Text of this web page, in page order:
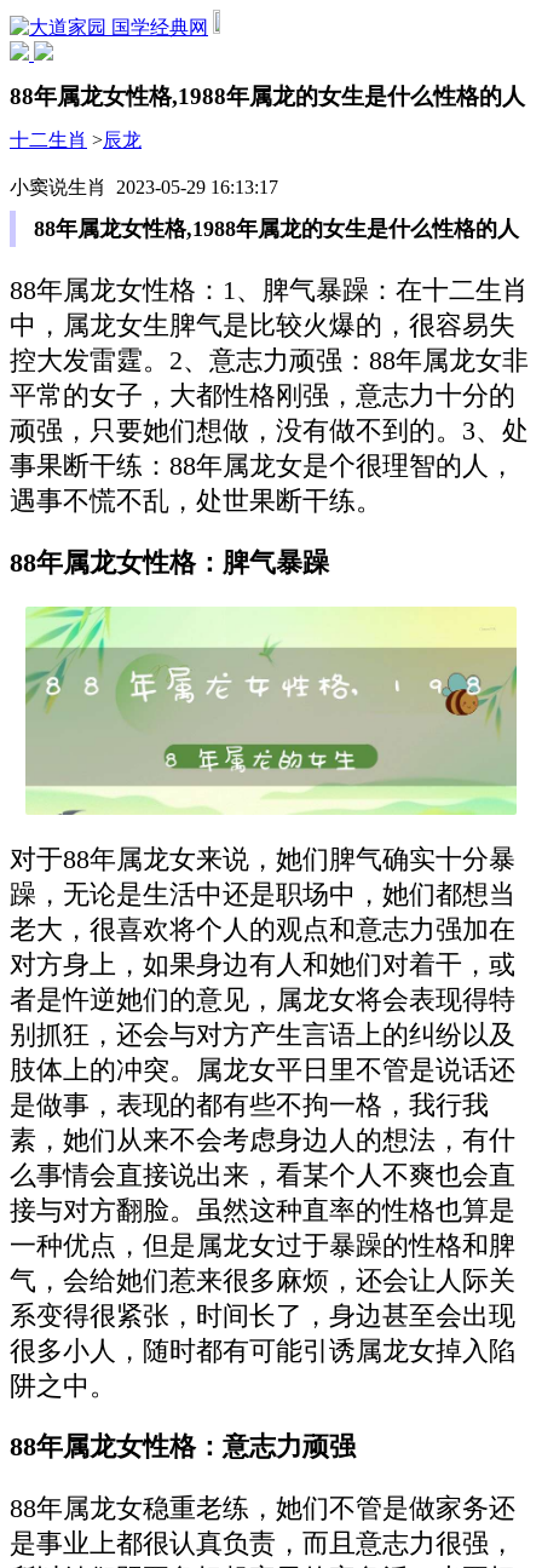
国学经典网
88年属龙女性格,1988年属龙的女生是什么性格的人
十二生肖 >辰龙
小窦说生肖 2023-05-29 16:13:17
88年属龙女性格,1988年属龙的女生是什么性格的人
88年属龙女性格：1、脾气暴躁：在十二生肖
中，属龙女生脾气是比较火爆的，很容易失
控大发雷霆。2、意志力顽强：88年属龙女非
平常的女子，大都性格刚强，意志力十分的
顽强，只要她们想做，没有做不到的。3、处
事果断干练：88年属龙女是个很理智的人，
遇事不慌不乱，处世果断干练。
88年属龙女性格：脾气暴躁
对于88年属龙女来说，她们脾气确实十分暴
躁，无论是生活中还是职场中，她们都想当
老大，很喜欢将个人的观点和意志力强加在
对方身上，如果身边有人和她们对着干，或
者是忤逆她们的意见，属龙女将会表现得特
别抓狂，还会与对方产生言语上的纠纷以及
肢体上的冲突。属龙女平日里不管是说话还
是做事，表现的都有些不拘一格，我行我
素，她们从来不会考虑身边人的想法，有什
么事情会直接说出来，看某个人不爽也会直
接与对方翻脸。虽然这种直率的性格也算是
一种优点，但是属龙女过于暴躁的性格和脾
气，会给她们惹来很多麻烦，还会让人际关
系变得很紧张，时间长了，身边甚至会出现
很多小人，随时都有可能引诱属龙女掉入陷
阱之中。
88年属龙女性格：意志力顽强
88年属龙女稳重老练，她们不管是做家务还
是事业上都很认真负责，而且意志力很强，